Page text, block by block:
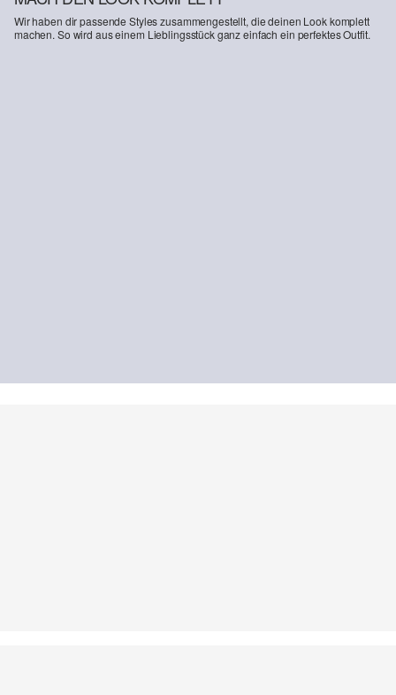
Wir haben dir passende Styles zusammengestellt, die deinen Look komplett
machen. So wird aus einem Lieblingsstück ganz einfach ein perfektes Outfit.